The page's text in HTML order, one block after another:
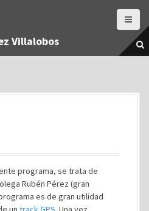
Villalobos
programa, se trata de
Rubén Pérez (gran
es de gran utilidad